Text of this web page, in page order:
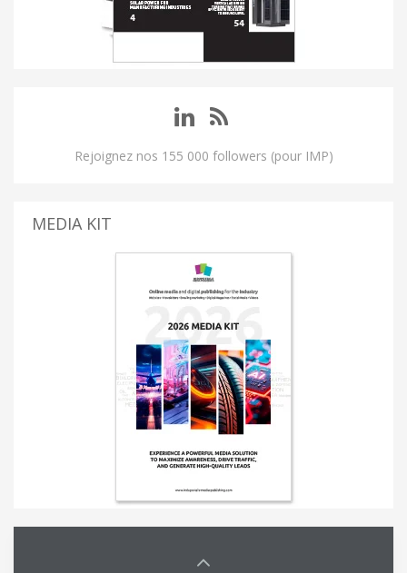
Rejoignez nos 155 000 followers (pour IMP)
MEDIA KIT